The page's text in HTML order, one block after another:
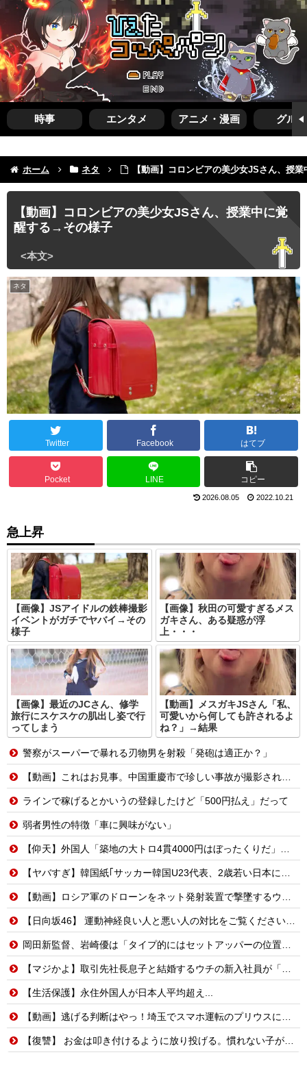
時事 エンタメ アニメ・漫画 グルメ
ホーム ネタ 【動画】コロンビアの美少女JSさん、授
【動画】コロンビアの美少女JSさん、授業中に覚
醒する→その様子
ネタ
Twitter Facebook はてブ
Pocket LINE コピー
2026.08.05 2022.10.21
急上昇
【画像】JSアイドルの鉄棒撮影
イベントがガチでヤバイ→その
様子
【画像】秋田の可愛すぎるメス
ガキさん、ある疑惑が浮
上・・・
【画像】最近のJCさん、修学
旅行にスケスケの肌出し姿で行
ってしまう
【動画】メスガキJSさん「私、
可愛いから何しても許されるよ
ね？」→結果
警察がスーパーで暴れる刃物男を射殺「発砲は適正か？」
【動画】これはお見事。中国重慶市で珍しい事故が撮影される。
ラインで稼げるとかいうの登録したけど「500円払え」だって
弱者男性の特徴「車に興味がない」
【仰天】外国人「築地の大トロ4貫4000円はぼったくりだ」→日本人の反応が真っ二つに
【ヤバすぎ】韓国紙｢サッカー韓国U23代表、2歳若い日本に負けると歴史的屈辱｣
【動画】ロシア軍のドローンをネット発射装置で撃墜するウクライナ。
【日向坂46】 運動神経良い人と悪い人の対比をご覧ください…
岡田新監督、岩崎優は「タイプ的にはセットアッパーの位置が一番合うてる」←おーん
【マジかよ】取引先社長息子と結婚するウチの新入社員が「結婚も契約も中止になりました…」→俺「こっちもグループ全社の取引中止しよう」
【生活保護】永住外国人が日本人平均超え...
【動画】逃げる判断はやっ！埼玉でスマホ運転のプリウスに当て逃げされる車載。
【復讐】 お金は叩き付けるように放り投げる。慣れない子がレジ打つと舌打ちしておっせーなと言う。